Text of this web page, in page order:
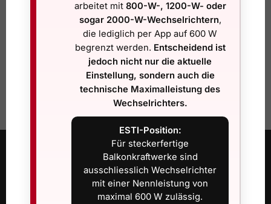
Benutzername oder E-Mail-Adresse*
Passwort zurücksetzen
arbeitet mit 800-W-, 1200-W- oder
sogar 2000-W-Wechselrichtern,
die lediglich per App auf 600 W
begrenzt werden. Entscheidend ist
jedoch nicht nur die aktuelle
Einstellung, sondern auch die
technische Maximalleistung des
Wechselrichters.
ESTI-Position:
Für steckerfertige
Balkonkraftwerke sind
ausschliesslich Wechselrichter
mit einer Nennleistung von
maximal 600 W zulässig.